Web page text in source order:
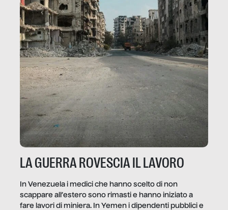
LA GUERRA ROVESCIA IL LAVORO
In Venezuela i medici che hanno scelto di non
scappare all’estero sono rimasti e hanno iniziato a
fare lavori di miniera. In Yemen i dipendenti pubblici e